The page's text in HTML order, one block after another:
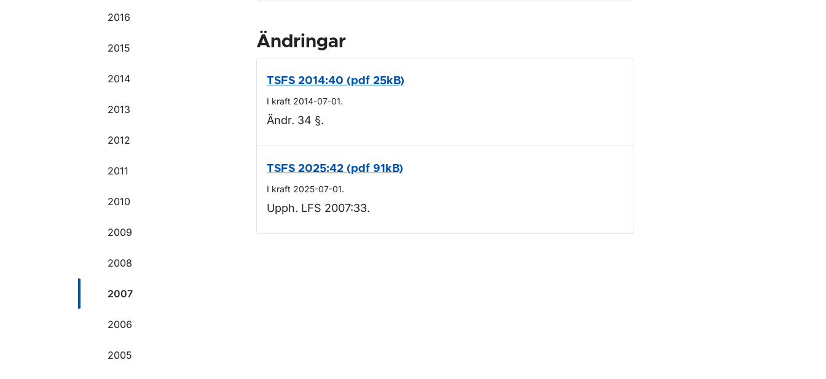
2016
2015
2014
2013
2012
2011
2010
2009
2008
2007
2006
2005
Ändringar
TSFS 2014:40 (pdf 25kB)
I kraft 2014-07-01.
Ändr. 34 §.
TSFS 2025:42 (pdf 91kB)
I kraft 2025-07-01.
Upph. LFS 2007:33.